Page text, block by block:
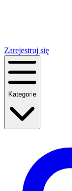
Zarejestruj się
Kategorie